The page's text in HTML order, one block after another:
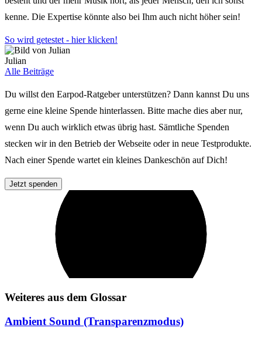
kenne. Die Expertise könnte also bei Ihm auch nicht höher sein!
So wird getestet - hier klicken!
Julian
Alle Beiträge
Du willst den Earpod-Ratgeber unterstützen? Dann kannst Du uns
gerne eine kleine Spende hinterlassen. Bitte mache dies aber nur,
wenn Du auch wirklich etwas übrig hast. Sämtliche Spenden
stecken wir in den Betrieb der Webseite oder in neue Testprodukte.
Nach einer Spende wartet ein kleines Dankeschön auf Dich!
Jetzt spenden
Weiteres aus dem Glossar
Ambient Sound (Transparenzmodus)